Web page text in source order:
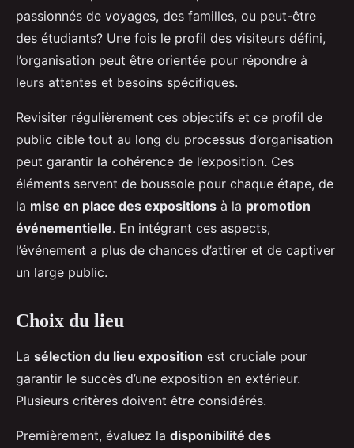
passionnés de voyages, des familles, ou peut-être
des étudiants? Une fois le profil des visiteurs défini,
l’organisation peut être orientée pour répondre à
leurs attentes et besoins spécifiques.
Revisiter régulièrement ces objectifs et ce profil de
public cible tout au long du processus d’organisation
peut garantir la cohérence de l’exposition. Ces
éléments servent de boussole pour chaque étape, de
la mise en place des expositions à la promotion
événementielle. En intégrant ces aspects,
l’événement a plus de chances d’attirer et de captiver
un large public.
Choix du lieu
La sélection du lieu exposition est cruciale pour
garantir le succès d’une exposition en extérieur.
Plusieurs critères doivent être considérés.
Premièrement, évaluez la disponibilité des